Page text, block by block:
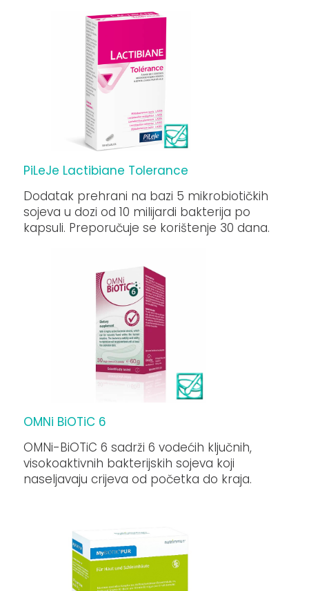
PiLeJe Lactibiane Tolerance
Dodatak prehrani na bazi 5 mikrobiotičkih
sojeva u dozi od 10 milijardi bakterija po
kapsuli. Preporučuje se korištenje 30 dana.
OMNi BiOTiC 6
OMNi-BiOTiC 6 sadrži 6 vodećih ključnih,
visokoaktivnih bakterijskih sojeva koji
naseljavaju crijeva od početka do kraja.